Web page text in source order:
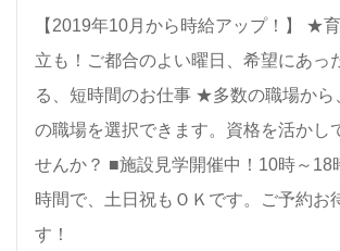
【2019年10月から時給アップ！】 ★
立も！ご都合のよい曜日、希望にあっ
る、短時間のお仕事 ★多数の職場から
の職場を選択できます。資格を活かし
せんか？ ■施設見学開催中！10時～18
時間で、土日祝もＯＫです。ご予約お
す！